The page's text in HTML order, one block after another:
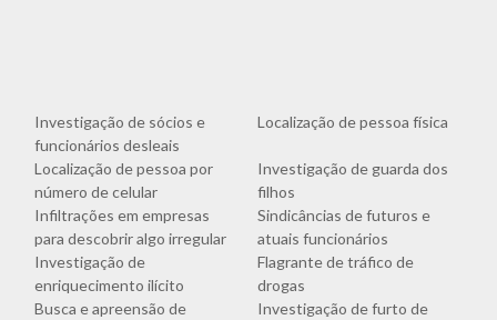
Investigação de sócios e
funcionários desleais
Localização de pessoa física
Localização de pessoa por
número de celular
Investigação de guarda dos
filhos
Infiltrações em empresas
para descobrir algo irregular
Sindicâncias de futuros e
atuais funcionários
Investigação de
enriquecimento ilícito
Flagrante de tráfico de
drogas
Busca e apreensão de
Investigação de furto de